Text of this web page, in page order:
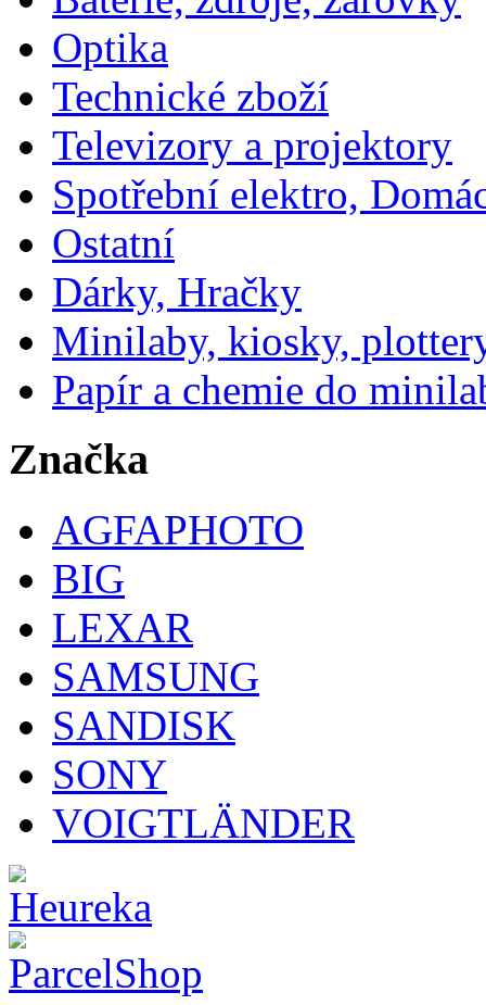
Optika
Technické zboží
Televizory a projektory
Spotřební elektro,
Ostatní
Dárky, Hračky
Minilaby, kiosky,
Papír a chemie do
Značka
AGFAPHOTO
BIG
LEXAR
SAMSUNG
SANDISK
SONY
VOIGTLÄNDER